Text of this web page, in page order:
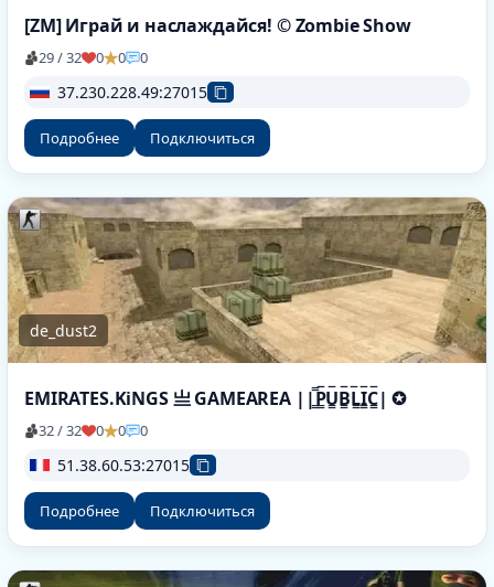
[ZM] Играй и наслаждайся! © Zombie Show
29 / 32 0 0 0
37.230.228.49:27015
Подробнее Подключиться
de_dust2
EMIRATES.KiNGS 亗 GAMEAREA ||͇̿P͇̿U͇̿B͇̿L͇̿I͇̿C͇̿| ✪
32 / 32 0 0 0
51.38.60.53:27015
Подробнее Подключиться